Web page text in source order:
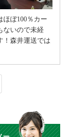
ほぼ100％カー
ないので未経
！森井運送では